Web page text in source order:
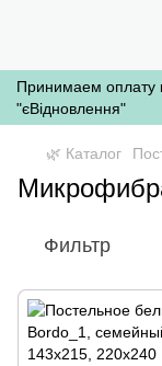
Принимаем оплату
"єВідновлення"
🌿 Каталог
Фильтр